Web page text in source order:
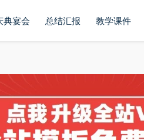
典宴会 总结汇报 教学课件